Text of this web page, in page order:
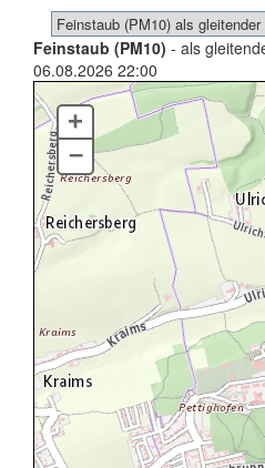
Feinstaub (PM10) - als
06.08.2026 22:00
+
–